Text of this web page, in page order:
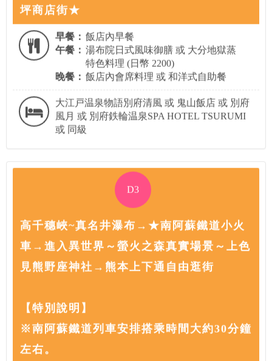
坪商店街★
早餐： 飯店內早餐
午餐： 湯布院日式風味御膳 或 大分地獄蒸
特色料理 (日幣 2200)
晚餐： 飯店內會席料理 或 和洋式自助餐
大江戸温泉物語別府清風 或 鬼山飯店 或 別府
風月 或 別府鉄輪温泉SPA HOTEL TSURUMI
或 同級
D3
高千穗峽~真名井瀑布→★南阿蘇鐵道小火
車→進入異世界～螢火之森真實場景～上色
見熊野座神社→熊本上下通自由逛街
【特別說明】
※南阿蘇鐵道列車安排搭乘時間大約30分鐘
左右。